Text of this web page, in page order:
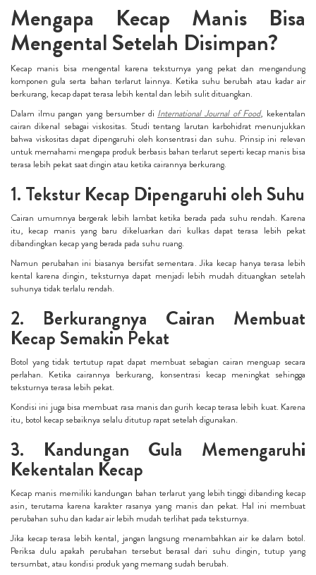
Mengapa Kecap Manis Bisa
Mengental Setelah Disimpan?
Kecap manis bisa mengental karena teksturnya yang pekat dan mengandung
komponen gula serta bahan terlarut lainnya. Ketika suhu berubah atau kadar air
berkurang, kecap dapat terasa lebih kental dan lebih sulit dituangkan.
Dalam ilmu pangan yang bersumber di International Journal of Food, kekentalan
cairan dikenal sebagai viskositas. Studi tentang larutan karbohidrat menunjukkan
bahwa viskositas dapat dipengaruhi oleh konsentrasi dan suhu. Prinsip ini relevan
untuk memahami mengapa produk berbasis bahan terlarut seperti kecap manis bisa
terasa lebih pekat saat dingin atau ketika cairannya berkurang.
1. Tekstur Kecap Dipengaruhi oleh Suhu
Cairan umumnya bergerak lebih lambat ketika berada pada suhu rendah. Karena
itu, kecap manis yang baru dikeluarkan dari kulkas dapat terasa lebih pekat
dibandingkan kecap yang berada pada suhu ruang.
Namun perubahan ini biasanya bersifat sementara. Jika kecap hanya terasa lebih
kental karena dingin, teksturnya dapat menjadi lebih mudah dituangkan setelah
suhunya tidak terlalu rendah.
2. Berkurangnya Cairan Membuat
Kecap Semakin Pekat
Botol yang tidak tertutup rapat dapat membuat sebagian cairan menguap secara
perlahan. Ketika cairannya berkurang, konsentrasi kecap meningkat sehingga
teksturnya terasa lebih pekat.
Kondisi ini juga bisa membuat rasa manis dan gurih kecap terasa lebih kuat. Karena
itu, botol kecap sebaiknya selalu ditutup rapat setelah digunakan.
3. Kandungan Gula Memengaruhi
Kekentalan Kecap
Kecap manis memiliki kandungan bahan terlarut yang lebih tinggi dibanding kecap
asin, terutama karena karakter rasanya yang manis dan pekat. Hal ini membuat
perubahan suhu dan kadar air lebih mudah terlihat pada teksturnya.
Jika kecap terasa lebih kental, jangan langsung menambahkan air ke dalam botol.
Periksa dulu apakah perubahan tersebut berasal dari suhu dingin, tutup yang
tersumbat, atau kondisi produk yang memang sudah berubah.